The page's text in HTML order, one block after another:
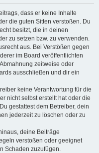
dass er keine Inhalte
die guten Sitten verstoßen. Du
besitzt, die in deinen
zu setzen bzw. zu verwenden.
aus. Bei Verstößen gegen
im Board veröffentlichten
zeitweise oder
ausschließen und dir ein
keine Verantwortung für die
nicht selbst erstellt hat oder die
gestattest dem Betreiber, dein
jederzeit zu löschen oder zu
deine Beiträge
verstoßen oder geeignet
Schaden zuzufügen.